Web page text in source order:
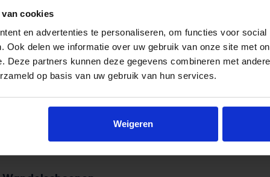
cookies
en advertenties te personaliseren, om functies voor
Ook delen we informatie over uw gebruik van onze site met
Deze partners kunnen deze gegevens combineren met
op basis van uw gebruik van hun services.
Weigeren
comfortabele en
ideaal voor